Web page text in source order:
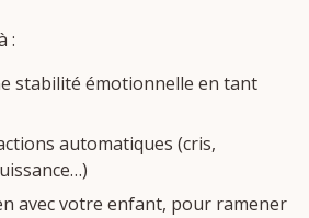
:
stabilité émotionnelle en tant
automatiques (cris,
avec votre enfant, pour ramener